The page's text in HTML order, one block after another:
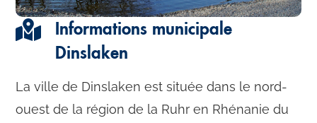
Informations municipale
Dinslaken
La ville de Dinslaken est située dans le nord-
ouest de la région de la Ruhr en Rhénanie du